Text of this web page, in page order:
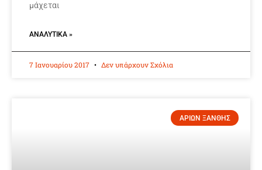
μάχεται
ΑΝΑΛΥΤΙΚΆ »
7 Ιανουαρίου 2017 Δεν υπάρχουν Σχόλια
ΑΡΙΩΝ ΞΑΝΘΗΣ